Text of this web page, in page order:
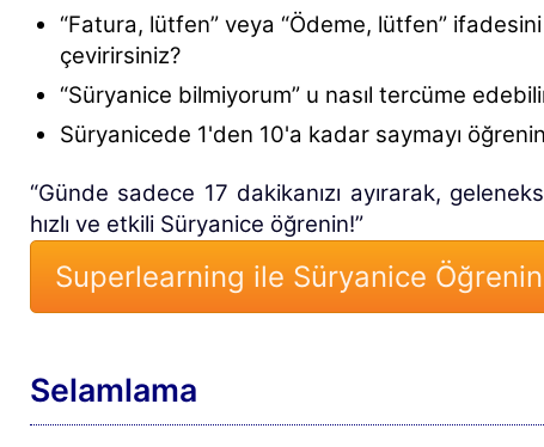
“Fatura, lütfen” veya “Ödeme, lütfen”
çevirirsiniz?
“Süryanice bilmiyorum” u nasıl tercüme
Süryanicede 1'den 10'a kadar saymayı
“Günde sadece 17 dakikanızı ayırarak,
hızlı ve etkili Süryanice öğrenin!”
Superlearning ile Süryanice
Selamlama